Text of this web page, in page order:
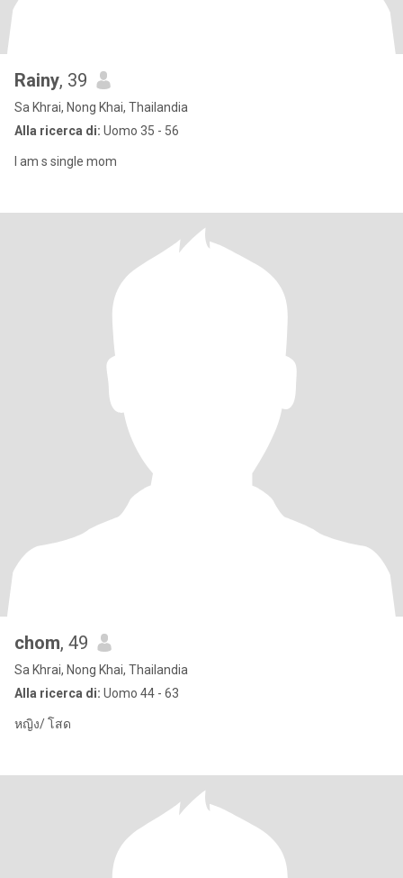
Rainy, 39
Sa Khrai, Nong Khai, Thailandia
Alla ricerca di: Uomo 35 - 56
I am s single mom
chom, 49
Sa Khrai, Nong Khai, Thailandia
Alla ricerca di: Uomo 44 - 63
หญิง/ โสด